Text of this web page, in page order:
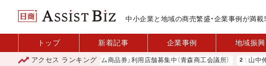
中小企業と地域の商売繁盛・企業事例が満載！
トップ 新着記事 企業事例 地域振興
アクセス ランキング
「青森市プレミアム商品券」利用店舗募集中（青森商工会議所） 山中伸弥